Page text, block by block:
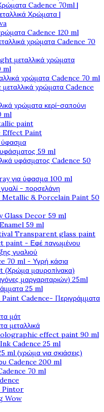
Cadence 70ml |
Χρώματα |
Cadence 120 ml
χρώματα Cadence 70
μεταλλικά χρώματα
ml
χρώματα Cadence 70 ml
χρώματα Cadence
χρώματα κερί-σαπούνι
ml
paint
Effect Paint
ύφασμα
59 ml
υφάσματος Cadence 50
για ύφασμα 100 ml
- πορσελάνη
Metallic & Porcelain Paint 50
Glass Decor 59 ml
59 ml
Transparent glass paint
paint - Εφέ παγωμένου
γυαλιού
70 ml - Υγρή κάσια
(Χρώμα μαυροπίνακα)
μαργαριταριών) 25ml
25 ml
Cadence- Περιγράμματα
μάτ
μεταλλικά
holographic effect paint 90 ml
Cadence 25 ml
(χρώμα για σκιάσεις)
Cadence 200 ml
70 ml
Pintor
Wow